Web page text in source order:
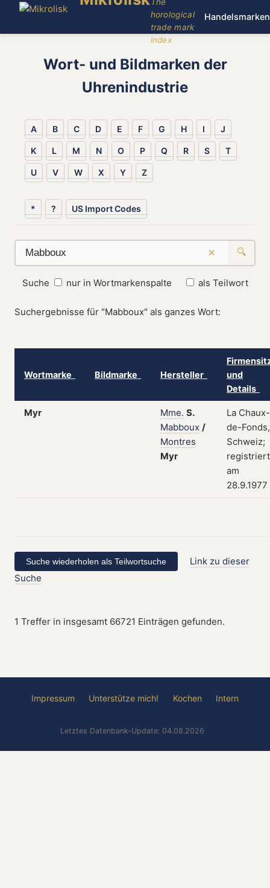
horological
trade mark
index
Handelsmarken
Wort- und Bildmarken der
Uhrenindustrie
A B C D E F G H I J
K L M N O P Q R S T
U V W X Y Z
* ? US Import Codes
× 🔍
Suche nur in Wortmarkenspalte als Teilwort
Suchergebnisse für "Mabboux" als ganzes Wort:
Wortmarke Bildmarke Hersteller
und
Details
Myr Mme. S.
Mabboux /
Montres
Myr
La Chaux-
de-Fonds,
Schweiz;
registriert
am
28.9.1977
Link zu dieser
Suche
1 Treffer in insgesamt 66721 Einträgen gefunden.
Impressum Unterstütze mich! Kochen Intern
Letztes Datenbank-Update: 04.08.2026